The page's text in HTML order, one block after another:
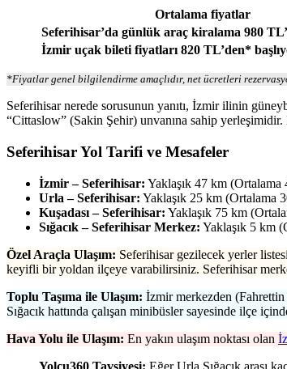
Ortalama fiyatlar
Seferihisar’da günlük araç kiralama 980
İzmir uçak bileti fiyatları 820 TL’den*
*Fiyatlar genel bilgilendirme amaçlıdır, net ücretleri
Seferihisar nerede sorusunun yanıtı, İzmir ilinin
“Cittaslow” (Sakin Şehir) unvanına sahip
Seferihisar Yol Tarifi ve Mesafeler
İzmir – Seferihisar: Yaklaşık 47 km (Ortalama
Urla – Seferihisar: Yaklaşık 25 km (Ortalama
Kuşadası – Seferihisar: Yaklaşık 75 km
Sığacık – Seferihisar Merkez: Yaklaşık 5 km
Özel Araçla Ulaşım: Seferihisar gezilecek yerler
keyifli bir yoldan ilçeye varabilirsiniz. Seferihisar
Toplu Taşıma ile Ulaşım: İzmir merkezden
Sığacık hattında çalışan minibüsler sayesinde ilçe
Hava Yolu ile Ulaşım: En yakın ulaşım noktası olan
Yolcu360 Tavsiyesi: Eğer Urla Sığacık arası